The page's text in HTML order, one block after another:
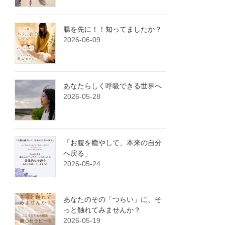
腸を先に！！知ってましたか？
2026-06-09
あなたらしく呼吸できる世界へ
2026-05-28
「お腹を癒やして、本来の自分
へ戻る」
2026-05-24
あなたのその「つらい」に、そ
っと触れてみませんか？
2026-05-19